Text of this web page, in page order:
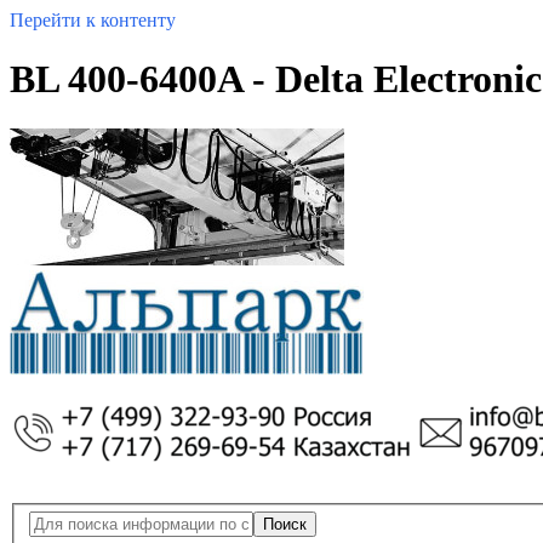
Перейти к контенту
BL 400-6400A - Delta
Поиск